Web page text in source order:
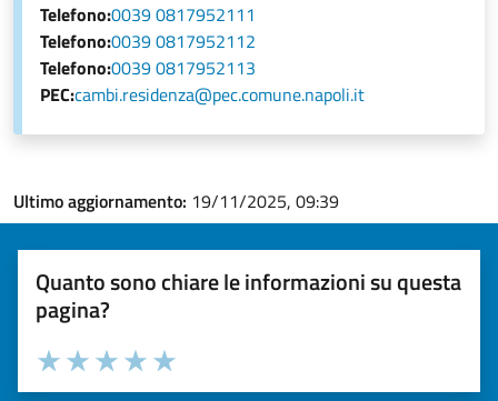
Telefono:0039 0817952111
Telefono:0039 0817952112
Telefono:0039 0817952113
PEC:cambi.residenza@pec.comune.napoli.it
Ultimo aggiornamento: 19/11/2025, 09:39
Quanto sono chiare le informazioni su questa
pagina?
Valuta la chiarezza delle informazioni (da 1 a 5 stelle)
Seleziona il numero di stelle per valutare la chiarezza delle
Valuta 5 stelle su 5
Valuta 4 stelle su 5
Valuta 3 stelle su 5
Valuta 2 stelle su 5
Valuta 1 stelle su 5